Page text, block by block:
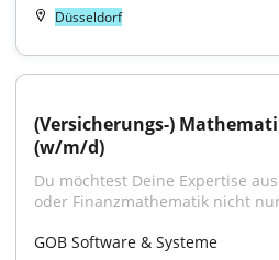
Düsseldorf
(Versicherungs-)
(w/m/d)
Du möchtest Deine Expertise
oder Finanzmathematik nicht
GOB Software & Systeme